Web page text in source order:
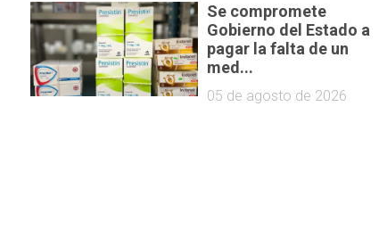
Se compromete
Gobierno del Estado a
pagar la falta de un
med...
05 de agosto de 2026